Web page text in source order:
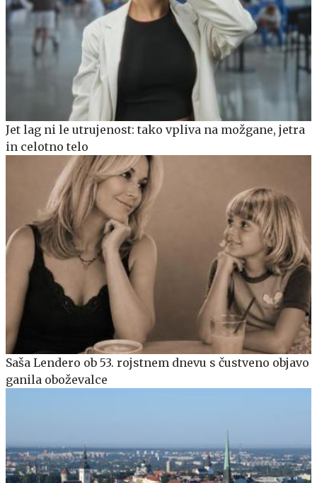
Jet lag ni le utrujenost: tako vpliva na možgane, jetra
in celotno telo
Saša Lendero ob 53. rojstnem dnevu s čustveno objavo
ganila oboževalce